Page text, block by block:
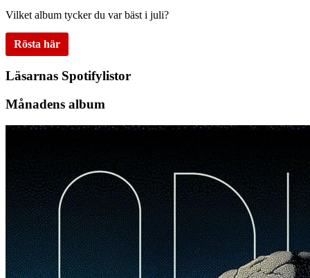
Vilket album tycker du var bäst i juli?
Rösta här
Läsarnas Spotifylistor
Månadens album